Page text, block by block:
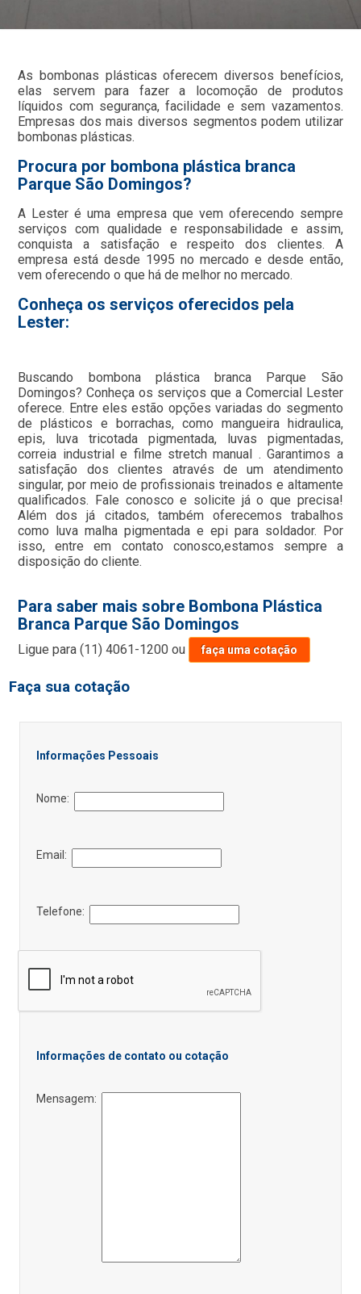
As bombonas plásticas oferecem diversos benefícios,
elas servem para fazer a locomoção de produtos
líquidos com segurança, facilidade e sem vazamentos.
Empresas dos mais diversos segmentos podem utilizar
bombonas plásticas.
Procura por bombona plástica branca
Parque São Domingos?
A Lester é uma empresa que vem oferecendo sempre
serviços com qualidade e responsabilidade e assim,
conquista a satisfação e respeito dos clientes. A
empresa está desde 1995 no mercado e desde então,
vem oferecendo o que há de melhor no mercado.
Conheça os serviços oferecidos pela
Lester:
Buscando bombona plástica branca Parque São
Domingos? Conheça os serviços que a Comercial Lester
oferece. Entre eles estão opções variadas do segmento
de plásticos e borrachas, como mangueira hidraulica,
epis, luva tricotada pigmentada, luvas pigmentadas,
correia industrial e filme stretch manual . Garantimos a
satisfação dos clientes através de um atendimento
singular, por meio de profissionais treinados e altamente
qualificados. Fale conosco e solicite já o que precisa!
Além dos já citados, também oferecemos trabalhos
como luva malha pigmentada e epi para soldador. Por
isso, entre em contato conosco,estamos sempre a
disposição do cliente.
Para saber mais sobre Bombona Plástica
Branca Parque São Domingos
Ligue para(11) 4061-1200 ou faça uma cotação
Faça sua cotação
Informações Pessoais
Nome:
Email:
Telefone:
Informações de contato ou cotação
Mensagem: